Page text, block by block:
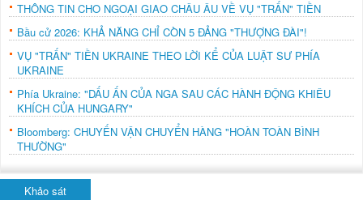
THÔNG TIN CHO NGOẠI GIAO CHÂU ÂU VỀ VỤ "TRẤN" TIỀN
Bầu cử 2026: KHẢ NĂNG CHỈ CÒN 5 ĐẢNG "THƯỢNG ĐÀI"!
VỤ "TRẤN" TIỀN UKRAINE THEO LỜI KỂ CỦA LUẬT SƯ PHÍA
UKRAINE
Phía Ukraine: "DẤU ẤN CỦA NGA SAU CÁC HÀNH ĐỘNG KHIÊU
KHÍCH CỦA HUNGARY"
Bloomberg: CHUYẾN VẬN CHUYỂN HÀNG "HOÀN TOÀN BÌNH
THƯỜNG"
Khảo sát